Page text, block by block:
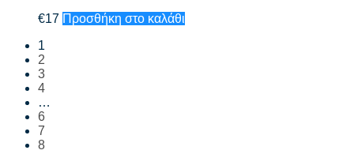
€17 Προσθήκη στο καλάθι
1
2
3
4
…
6
7
8